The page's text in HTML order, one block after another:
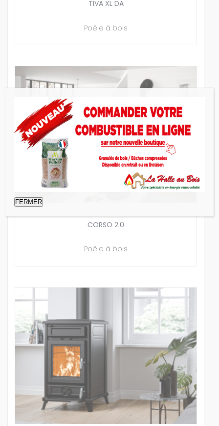
TIVA XL DA
Poêle à bois
CORSO 2.0
Poêle à bois
FERMER